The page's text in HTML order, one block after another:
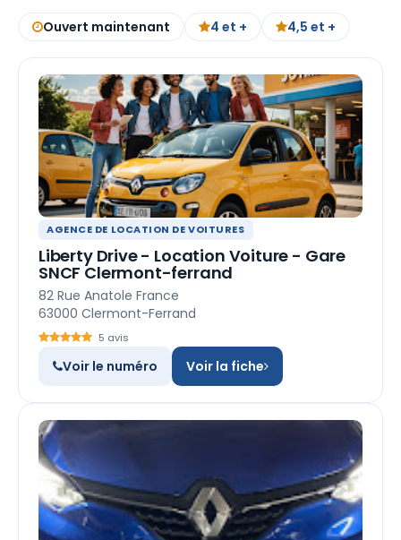
Ouvert maintenant 4 et + 4,5 et +
AGENCE DE LOCATION DE VOITURES
Liberty Drive - Location Voiture - Gare
SNCF Clermont-ferrand
82 Rue Anatole France
63000 Clermont-Ferrand
5 avis
Voir le numéro Voir la fiche